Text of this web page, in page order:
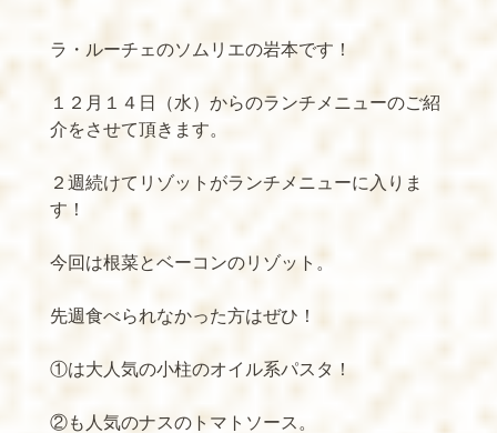
ラ・ルーチェのソムリエの岩本です！
１２月１４日（水）からのランチメニューのご紹
介をさせて頂きます。
２週続けてリゾットがランチメニューに入りま
す！
今回は根菜とベーコンのリゾット。
先週食べられなかった方はぜひ！
①は大人気の小柱のオイル系パスタ！
②も人気のナスのトマトソース。